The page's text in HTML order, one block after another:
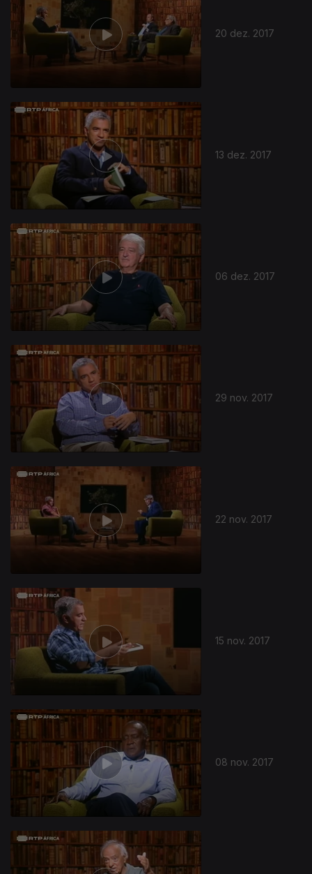
20 dez. 2017
13 dez. 2017
06 dez. 2017
29 nov. 2017
22 nov. 2017
15 nov. 2017
08 nov. 2017